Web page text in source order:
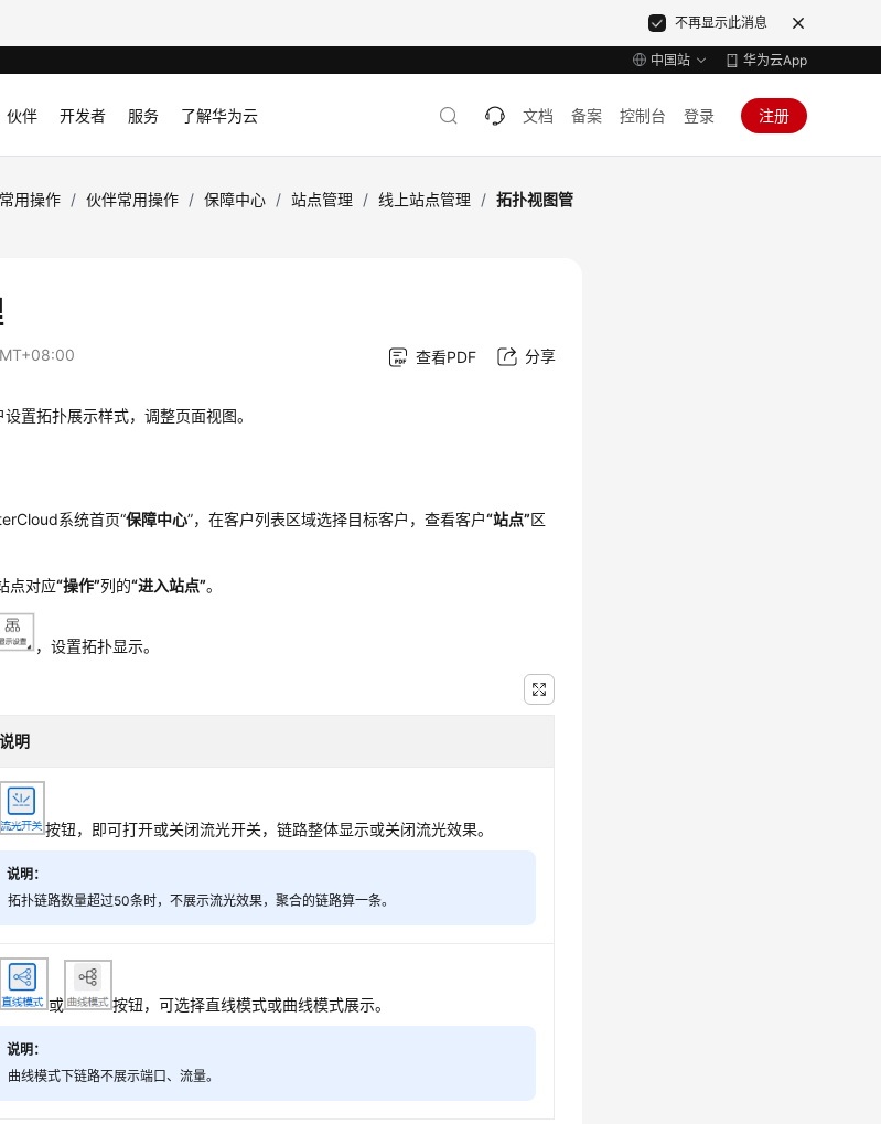
不再显示此消息
中国站 华为云App
伙伴 开发者 服务 了解华为云 文档 备案 控制台 登录 注册
常用操作 / 伙伴常用操作 / 保障中心 / 站点管理 / 线上站点管理 / 拓扑视图管
查看PDF 分享
置拓扑展示样式，调整页面视图。
系统首页“保障中心”，在客户列表区域选择目标客户 ，查看客户“站点”区
点对应“操作”列的“进入站点”。
，设置拓扑显示。
明
按钮，即可打开或关闭流光开关，链路整体显示或关闭流光效果。
说明：
拓扑链路数量超过50条时，不展示流光效果，聚合的链路算一条。
或 按钮，可选择直线模式或曲线模式展示。
说明：
曲线模式下链路不展示端口、流量。